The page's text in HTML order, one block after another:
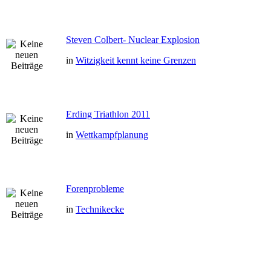
Steven Colbert- Nuclear Explosion
in Witzigkeit kennt keine Grenzen
Erding Triathlon 2011
in Wettkampfplanung
Forenprobleme
in Technikecke